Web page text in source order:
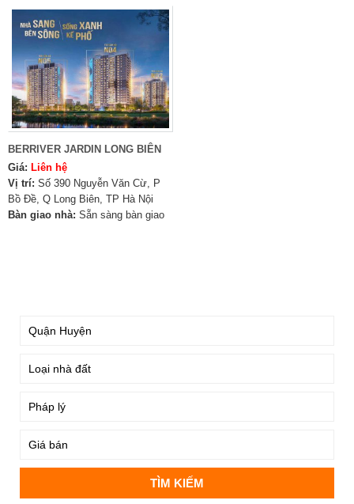
BERRIVER JARDIN LONG BIÊN
Giá: Liên hệ
Vị trí: Số 390 Nguyễn Văn Cừ, P
Bồ Đề, Q Long Biên, TP Hà Nội
Bàn giao nhà: Sẵn sàng bàn giao